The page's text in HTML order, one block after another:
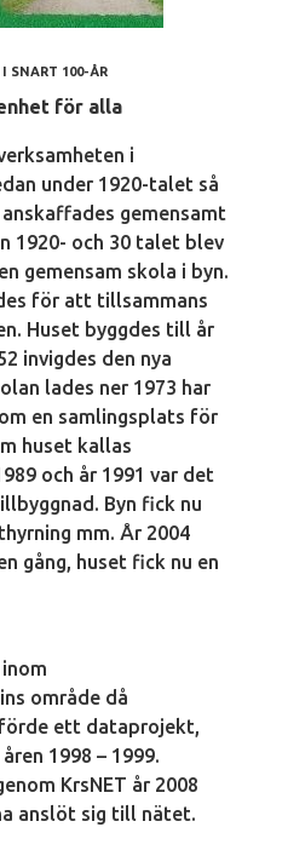
SNART 100-ÅR
för alla
i
under 1920-talet så
gemensamt
1920- och 30 talet blev
gemensam skola i byn.
för att tillsammans
Huset byggdes till år
invigdes den nya
lades ner 1973 har
en samlingsplats för
huset kallas
och år 1991 var det
Byn fick nu
mm. År 2004
gång, huset fick nu en
område då
ett dataprojekt,
1998 – 1999.
KrsNET år 2008
anslöt sig till nätet.